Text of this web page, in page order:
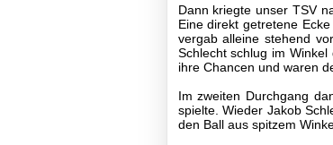
Seniorenfußball
Jugendfußball
A1-
Jugend
A2-
B1-
Jugend
B2-
Dann kriegte unser TSV
Eine direkt getretene
vergab alleine stehend
Schlecht schlug im
ihre Chancen und waren
Im zweiten Durchgang
spielte. Wieder Jakob
den Ball aus spitzem